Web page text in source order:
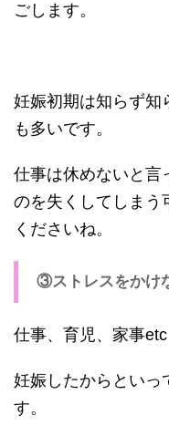
ごします。
妊娠初期は知らず知
も多いです。
仕事は休めないと言
のを失くしてしまう
くださいね。
③ストレスをかけ
仕事、育児、家事etc
妊娠したからといっ
す。